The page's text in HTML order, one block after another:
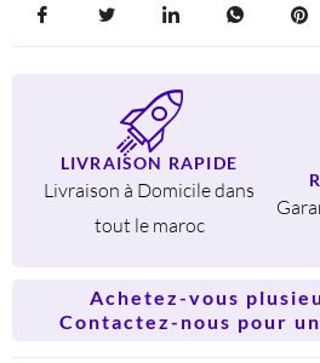
LIVRAISON RAPIDE
Livraison à Domicile dans
tout le maroc
Achetez-vous
Contactez-nous pour